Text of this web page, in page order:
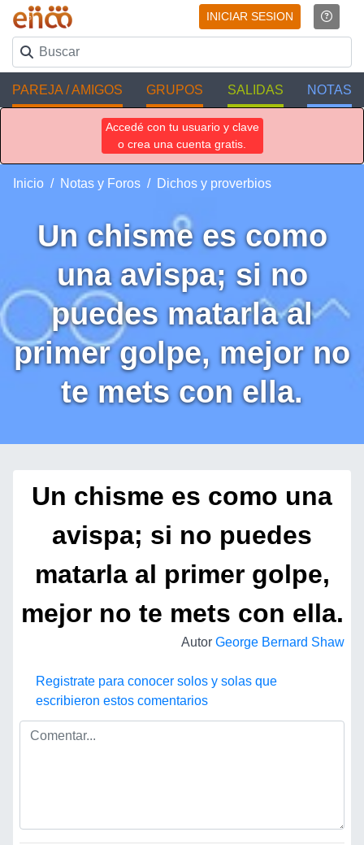
INICIAR SESION
PAREJA / AMIGOS GRUPOS SALIDAS NOTAS
Accedé con tu usuario y clave
o crea una cuenta gratis.
Inicio Notas y Foros Dichos y proverbios
Un chisme es como
una avispa; si no
puedes matarla al
primer golpe, mejor no
te mets con ella.
Un chisme es como una
avispa; si no puedes
matarla al primer golpe,
mejor no te mets con ella.
Autor George Bernard Shaw
Registrate para conocer solos y solas que
escribieron estos comentarios